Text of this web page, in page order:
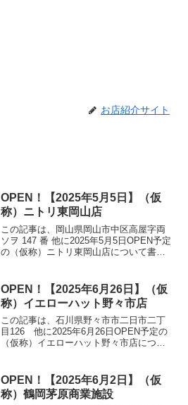
お店紹介サイト
OPEN！【2025年5月5日】（仮
称）ニトリ東岡山店
この記事は、岡山県岡山市中区高屋字両
ソヲ 147 番 他に2025年5月5日OPEN予定
の（仮称）ニトリ東岡山店について書か
OPEN！【2025年6月26日】（仮
称）イエローハット野々市店
この記事は、石川県野々市市二日市二丁
目126 他に2025年6月26日OPEN予定の
（仮称）イエローハット野々市店につい
OPEN！【2025年6月2日】（仮
称）鶴岡茅原商業施設